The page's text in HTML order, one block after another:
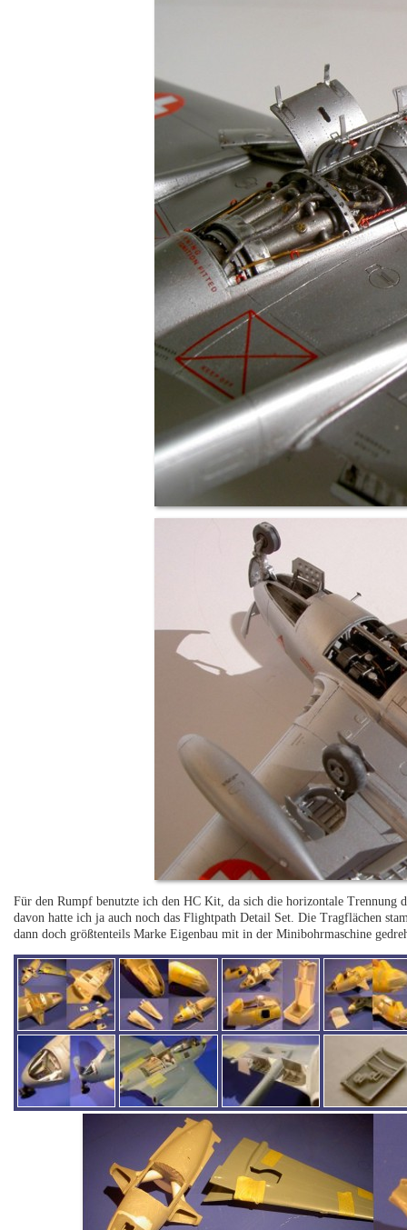
Für den Rumpf benutzte ich den HC Kit, da sich die horizontale Trennung
davon hatte ich ja auch noch das Flightpath Detail Set. Die Tragflächen
dann doch größtenteils Marke Eigenbau mit in der Minibohrmaschine